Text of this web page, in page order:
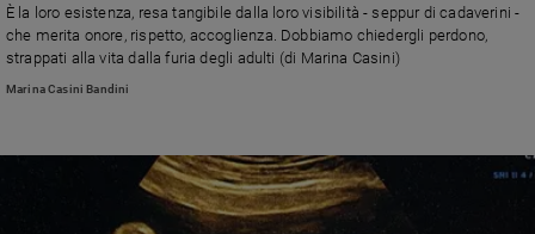
È la loro esistenza, resa tangibile dalla loro visibilità - seppur di cadaverini -
che merita onore, rispetto, accoglienza. Dobbiamo chiedergli perdono,
strappati alla vita dalla furia degli adulti (di Marina Casini)
Marina Casini Bandini